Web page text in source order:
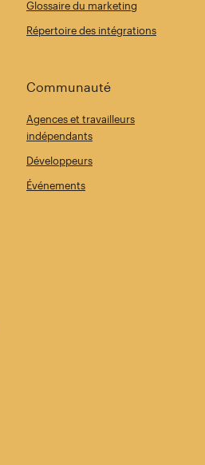
Glossaire du marketing
Répertoire des intégrations
Communauté
Agences et travailleurs
indépendants
Développeurs
Événements